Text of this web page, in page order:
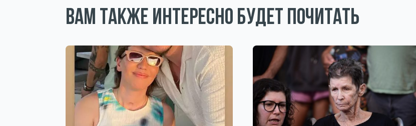
Вам также интересно будет почитать